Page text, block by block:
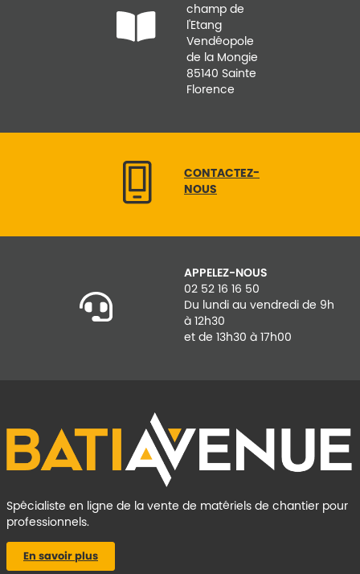
champ de
l'Etang
Vendéopole
de la Mongie
85140 Sainte
Florence
CONTACTEZ-
NOUS
APPELEZ-NOUS
02 52 16 16 50
Du lundi au vendredi de 9h
à 12h30
et de 13h30 à 17h00
Spécialiste en ligne de la vente de matériels de chantier pour
professionnels.
En savoir plus